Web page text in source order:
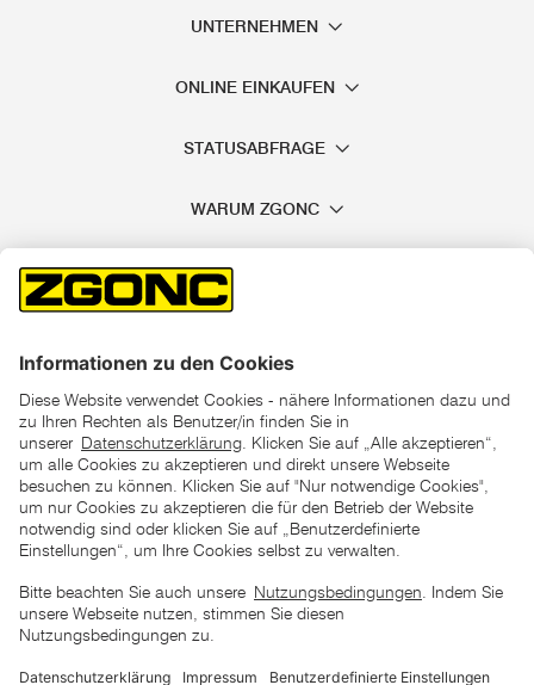
UNTERNEHMEN
ONLINE EINKAUFEN
STATUSABFRAGE
WARUM ZGONC
*der "statt"-Preis ist der niedrigste von uns in den letzten 30
Tagen vor Beginn dieser Aktion verlangte Preis
unter den UVP Preisen auf dieser Website sind die
zu verstehen